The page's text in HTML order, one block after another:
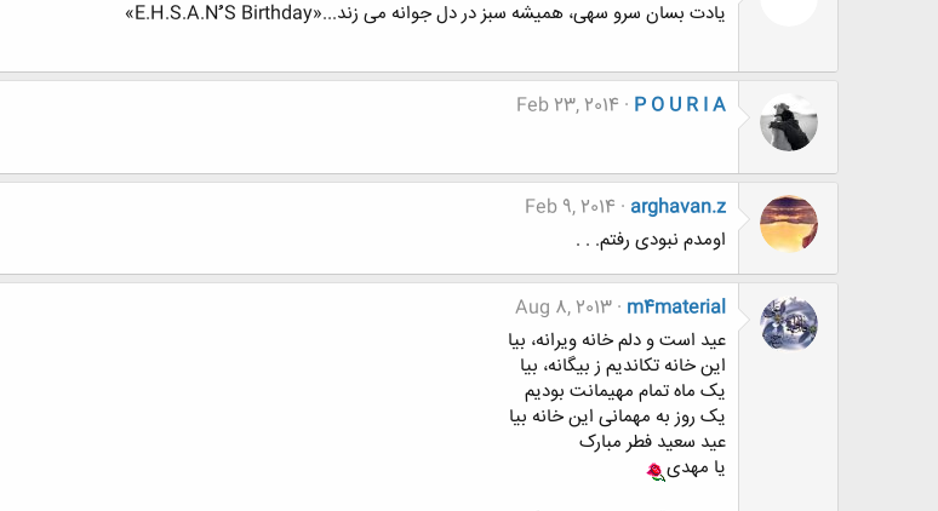
یادت بسان سرو سهی، همیشه سبز در دل جوانه می زند...«E.H.S.A.Nُُُ S Birthday»
P O U R I A
Feb 23, 2014
arghavan.z
Feb 9, 2014
اومدم نبودی رفتم. . .
m4material
Aug 8, 2013
عید است و دلم خانه ویرانه، بیا
این خانه تکاندیم ز بیگانه، بیا
یک ماه تمام مهیمانت بودیم
یک روز به مهمانی این خانه بیا
عید سعید فطر مبارک
یا مهدی